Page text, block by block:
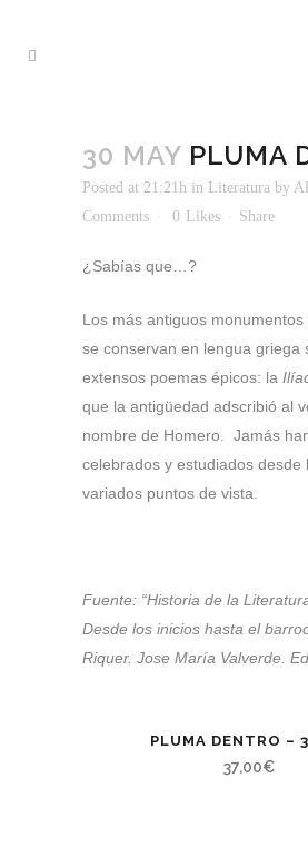
30 MAY PLUMA
Posted at 21:21h in Literatura by
Comments
0 Likes Share
¿Sabías que…?
Los más antiguos monumentos
se conservan en lengua griega
extensos poemas épicos: la
que la antigüedad adscribió al
nombre de Homero. Jamás
celebrados y estudiados desde
variados puntos de vista.
Fuente: “Historia de la
Desde los inicios hasta el
Riquer. Jose María Valverde.
PLUMA DENTRO –
37,00€